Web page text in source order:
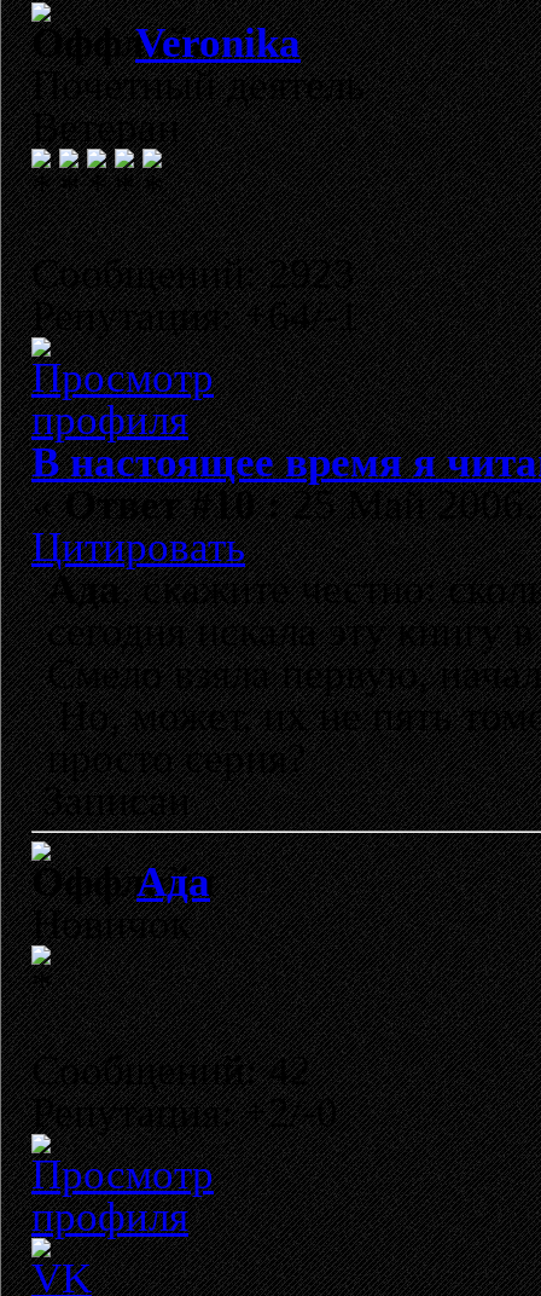
Veronika
Почетный деятель
Ветеран
Сообщений: 2923
Репутация: +64/-1
В настоящее время я
«Ответ #10 :25 Май 2006,
Цитировать
Ада, скажите честно:
сегодня искала эту книгу
Смело взяла первую,
Но, может, их не пять
просто серия?
Записан
Ада
Новичок
Сообщений: 42
Репутация: +2/-0